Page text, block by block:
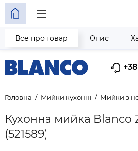
Головна Мийки кухонні Мийки з
Кухонна мийка Blanco
(521589)
Все про товар Опис